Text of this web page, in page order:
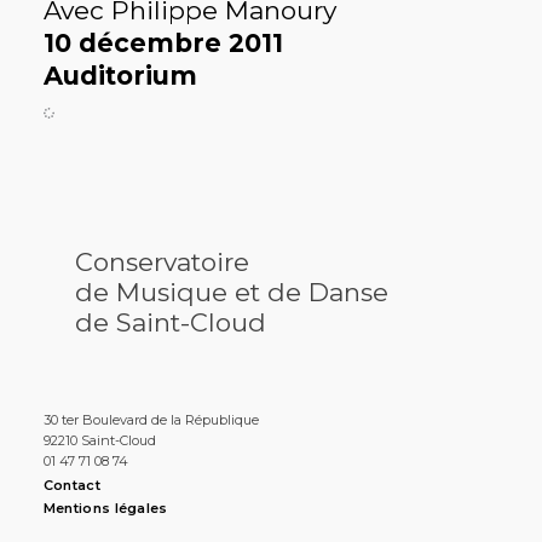
Avec Philippe Manoury
10 décembre 2011
Auditorium
Conservatoire
de Musique et de Danse
de Saint-Cloud
30 ter Boulevard de la République
92210 Saint-Cloud
01 47 71 08 74
Contact
Mentions légales